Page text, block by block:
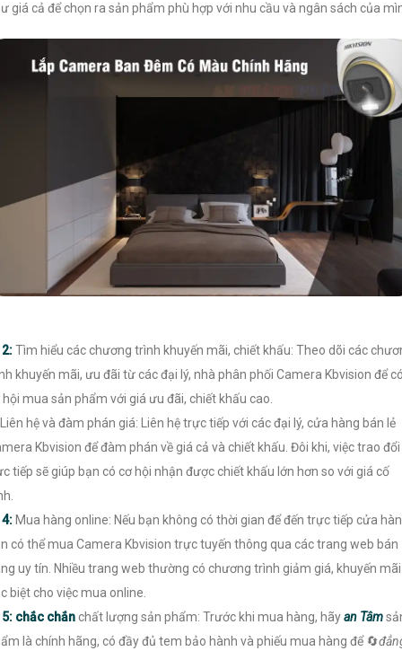
giá cả để chọn ra sản phẩm phù hợp với nhu cầu và ngân sách của
2:Tìm hiểu các chương trình khuyến mãi, chiết khấu: Theo dõi các
khuyến mãi, ưu đãi từ các đại lý, nhà phân phối Camera Kbvision để
hội mua sản phẩm với giá ưu đãi, chiết khấu cao.
hệ và đàm phán giá: Liên hệ trực tiếp với các đại lý, cửa hàng bán lẻ
Kbvision để đàm phán về giá cả và chiết khấu. Đôi khi, việc trao đổi
tiếp sẽ giúp bạn có cơ hội nhận được chiết khấu lớn hơn so với giá cố
4: Mua hàng online: Nếu bạn không có thời gian để đến trực tiếp cửa
có thể mua Camera Kbvision trực tuyến thông qua các trang web bán
uy tín. Nhiều trang web thường có chương trình giảm giá, khuyến mãi
biệt cho việc mua online.
5: chắc chắnchất lượng sản phẩm: Trước khi mua hàng, hãyan Tâm
là chính hãng, có đầy đủ tem bảo hành và phiếu mua hàng để 🔄